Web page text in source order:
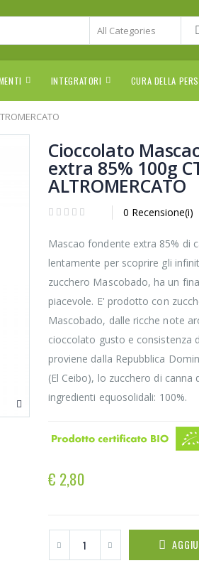
INTEGRATORI CURA DELLA
Cioccolato
extra 85% 100g
ALTROMERCATO
0 Recensione(i)
Mascao fondente extra 85% di
lentamente per scoprire gli
zucchero Mascobado, ha un
piacevole. E' prodotto con
Mascobado, dalle ricche note
cioccolato gusto e consistenza
proviene dalla Repubblica
(El Ceibo), lo zucchero di canna
ingredienti equosolidali: 100%.
€ 2,80